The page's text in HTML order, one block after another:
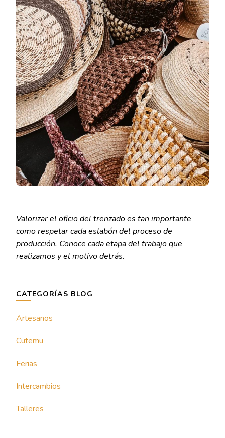
Valorizar el oficio del trenzado es tan importante
como respetar cada eslabón del proceso de
producción. Conoce cada etapa del trabajo que
realizamos y el motivo detrás.
CATEGORÍAS BLOG
Artesanos
Cutemu
Ferias
Intercambios
Talleres